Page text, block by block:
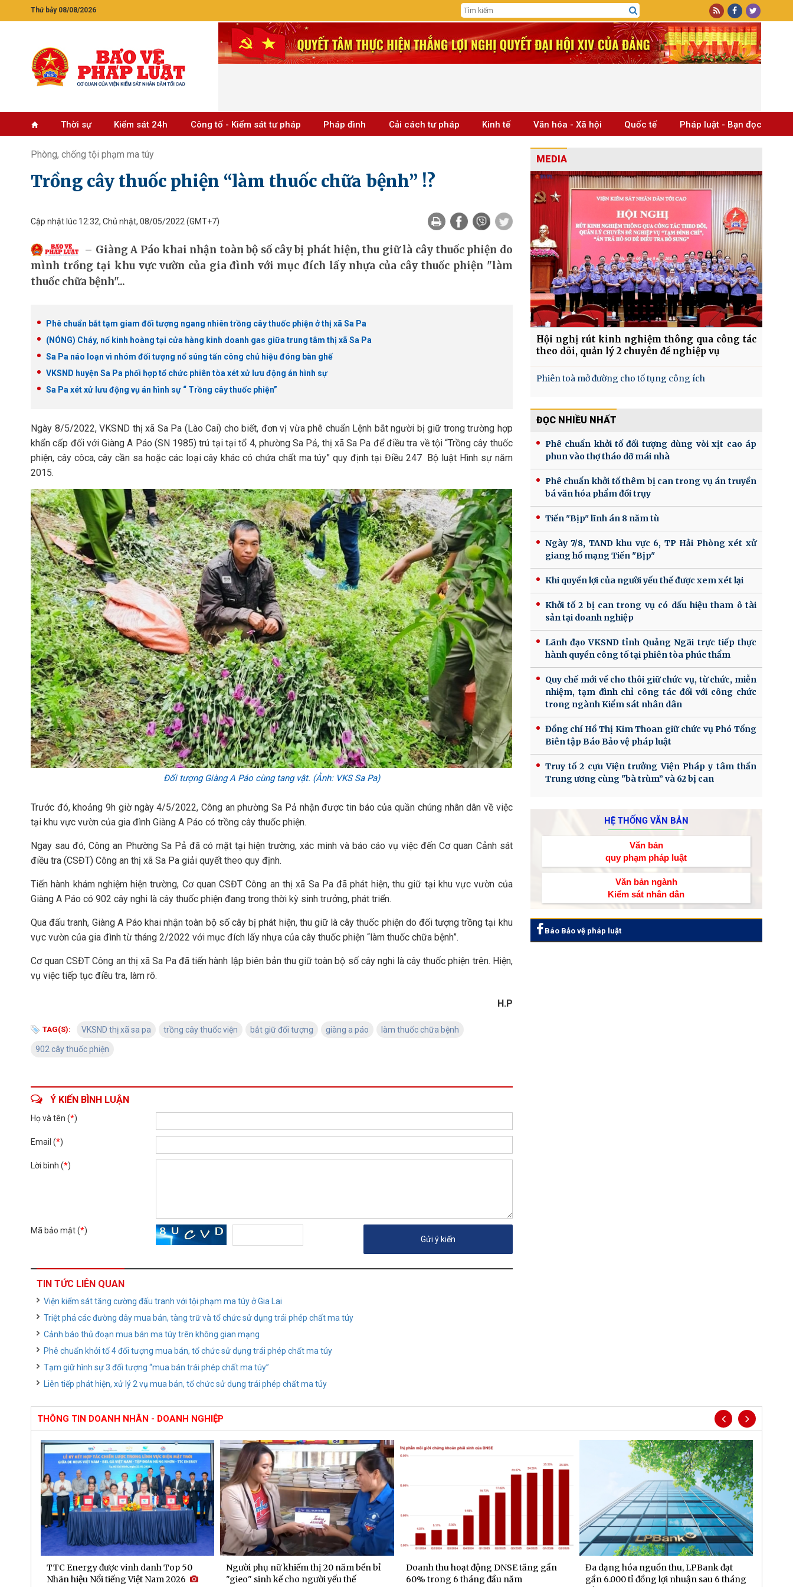
Thứ bảy 08/08/2026
Thời sự Kiểm sát 24h Công tố - Kiểm sát tư pháp Pháp đình Cải cách tư pháp Kinh tế Văn hóa - Xã hội Quốc tế Pháp luật - Bạn đọc
Phòng, chống tội phạm ma túy
Trồng cây thuốc phiện “làm thuốc chữa bệnh” !?
Cập nhật lúc 12:32, Chủ nhật, 08/05/2022 (GMT+7)
Giàng A Páo khai nhận toàn bộ số cây bị phát hiện, thu giữ là cây thuốc phiện do
mình trồng tại khu vực vườn của gia đình với mục đích lấy nhựa của cây thuốc phiện "làm
thuốc chữa bệnh"...
Phê chuẩn bắt tạm giam đối tượng ngang nhiên trồng cây thuốc phiện ở thị xã Sa Pa
(NÓNG) Cháy, nổ kinh hoàng tại cửa hàng kinh doanh gas giữa trung tâm thị xã Sa Pa
Sa Pa náo loạn vì nhóm đối tượng nổ súng tấn công chủ hiệu đóng bàn ghế
VKSND huyện Sa Pa phối hợp tổ chức phiên tòa xét xử lưu động án hình sự
Sa Pa xét xử lưu động vụ án hình sự “ Trồng cây thuốc phiện”
Ngày 8/5/2022, VKSND thị xã Sa Pa (Lào Cai) cho biết, đơn vị vừa phê chuẩn Lệnh bắt người bị giữ trong trường hợp
khẩn cấp đối với Giàng A Páo (SN 1985) trú tại tại tổ 4, phường Sa Pả, thị xã Sa Pa để điều tra về tội “Trồng cây thuốc
phiện, cây côca, cây cần sa hoặc các loại cây khác có chứa chất ma túy” quy định tại Điều 247 Bộ luật Hình sự năm
2015.
Đối tượng Giàng A Páo cùng tang vật. (Ảnh: VKS Sa Pa)
Trước đó, khoảng 9h giờ ngày 4/5/2022, Công an phường Sa Pả nhận được tin báo của quần chúng nhân dân về việc
tại khu vực vườn của gia đình Giàng A Páo có trồng cây thuốc phiện.
Ngay sau đó, Công an Phường Sa Pả đã có mặt tại hiện trường, xác minh và báo cáo vụ việc đến Cơ quan Cảnh sát
điều tra (CSĐT) Công an thị xã Sa Pa giải quyết theo quy định.
Tiến hành khám nghiệm hiện trường, Cơ quan CSĐT Công an thị xã Sa Pa đã phát hiện, thu giữ tại khu vực vườn của
Giàng A Páo có 902 cây nghi là cây thuốc phiện đang trong thời kỳ sinh trưởng, phát triển.
Qua đấu tranh, Giàng A Páo khai nhận toàn bộ số cây bị phát hiện, thu giữ là cây thuốc phiện do đối tượng trồng tại khu
vực vườn của gia đình từ tháng 2/2022 với mục đích lấy nhựa của cây thuốc phiện “làm thuốc chữa bệnh”.
Cơ quan CSĐT Công an thị xã Sa Pa đã tiến hành lập biên bản thu giữ toàn bộ số cây nghi là cây thuốc phiện trên. Hiện,
vụ việc tiếp tục điều tra, làm rõ.
H.P
TAG(S): VKSND thị xã sa pa trồng cây thuốc viện bắt giữ đối tượng giàng a páo làm thuốc chữa bệnh
902 cây thuốc phiện
Ý KIẾN BÌNH LUẬN
Họ và tên (*)
Email (*)
Lời bình (*)
Mã bảo mật (*)
TIN TỨC LIÊN QUAN
Viện kiểm sát tăng cường đấu tranh với tội phạm ma túy ở Gia Lai
Triệt phá các đường dây mua bán, tàng trữ và tổ chức sử dụng trái phép chất ma túy
Cảnh báo thủ đoạn mua bán ma túy trên không gian mạng
Phê chuẩn khởi tố 4 đối tượng mua bán, tổ chức sử dụng trái phép chất ma túy
Tạm giữ hình sự 3 đối tượng “mua bán trái phép chất ma túy”
Liên tiếp phát hiện, xử lý 2 vụ mua bán, tổ chức sử dụng trái phép chất ma túy
MEDIA
Hội nghị rút kinh nghiệm thông qua công tác
theo dõi, quản lý 2 chuyên đề nghiệp vụ
Phiên toà mở đường cho tố tụng công ích
ĐỌC NHIỀU NHẤT
Phê chuẩn khởi tố đối tượng dùng vòi xịt cao áp
phun vào thợ tháo dỡ mái nhà
Phê chuẩn khởi tố thêm bị can trong vụ án truyền
bá văn hóa phẩm đồi trụy
Tiến "Bịp" lĩnh án 8 năm tù
Ngày 7/8, TAND khu vực 6, TP Hải Phòng xét xử
giang hồ mạng Tiến "Bịp"
Khi quyền lợi của người yếu thế được xem xét lại
Khởi tố 2 bị can trong vụ có dấu hiệu tham ô tài
sản tại doanh nghiệp
Lãnh đạo VKSND tỉnh Quảng Ngãi trực tiếp thực
hành quyền công tố tại phiên tòa phúc thẩm
Quy chế mới về cho thôi giữ chức vụ, từ chức, miễn
nhiệm, tạm đình chỉ công tác đối với công chức
trong ngành Kiểm sát nhân dân
Đồng chí Hồ Thị Kim Thoan giữ chức vụ Phó Tổng
Biên tập Báo Bảo vệ pháp luật
Truy tố 2 cựu Viện trưởng Viện Pháp y tâm thần
Trung ương cùng "bà trùm” và 62 bị can
HỆ THỐNG VĂN BẢN
Văn bản
quy phạm pháp luật
Văn bản ngành
Kiểm sát nhân dân
Báo Bảo vệ pháp luật
THÔNG TIN DOANH NHÂN - DOANH NGHIỆP
TTC Energy được vinh danh Top 50
Nhãn hiệu Nổi tiếng Việt Nam 2026
Người phụ nữ khiếm thị 20 năm bền bỉ
"gieo" sinh kế cho người yếu thế
Doanh thu hoạt động DNSE tăng gần
60% trong 6 tháng đầu năm
Đa dạng hóa nguồn thu, LPBank đạt
gần 6.000 tỉ đồng lợi nhuận sau 6 tháng